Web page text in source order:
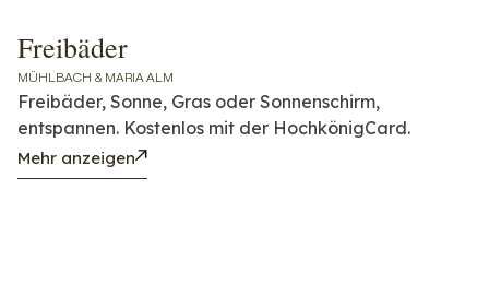
Freibäder
MÜHLBACH & MARIA ALM
Freibäder, Sonne, Gras oder Sonnenschirm,
entspannen. Kostenlos mit der HochkönigCard.
Mehr anzeigen